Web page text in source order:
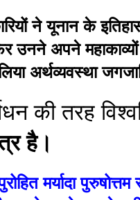
ने यूनान के
उनने अपने
अर्थव्यवस्था
की तरह
है।
मर्यादा